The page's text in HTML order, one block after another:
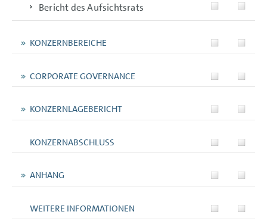
Bericht des Aufsichtsrats
KONZERNBEREICHE
CORPORATE GOVERNANCE
KONZERNLAGEBERICHT
KONZERNABSCHLUSS
ANHANG
WEITERE INFORMATIONEN